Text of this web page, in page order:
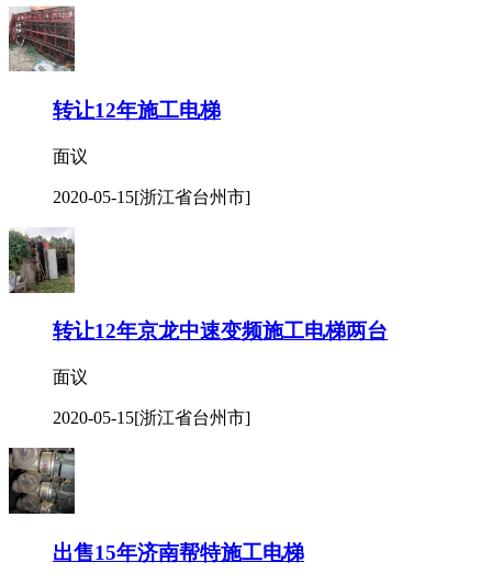
转让12年施工电梯
面议
2020-05-15[浙江省台州市]
转让12年京龙中速变频施工电梯两台
面议
2020-05-15[浙江省台州市]
出售15年济南帮特施工电梯